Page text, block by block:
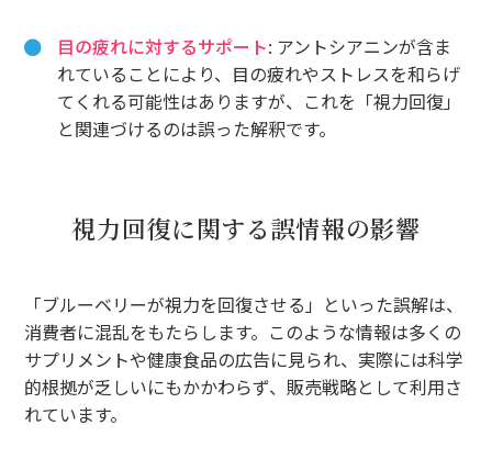
目の疲れに対するサポート: アントシアニンが含ま
れていることにより、目の疲れやストレスを和らげ
てくれる可能性はありますが、これを「視力回復」
と関連づけるのは誤った解釈です。
視力回復に関する誤情報の影響
「ブルーベリーが視力を回復させる」といった誤解は、
消費者に混乱をもたらします。このような情報は多くの
サプリメントや健康食品の広告に見られ、実際には科学
的根拠が乏しいにもかかわらず、販売戦略として利用さ
れています。